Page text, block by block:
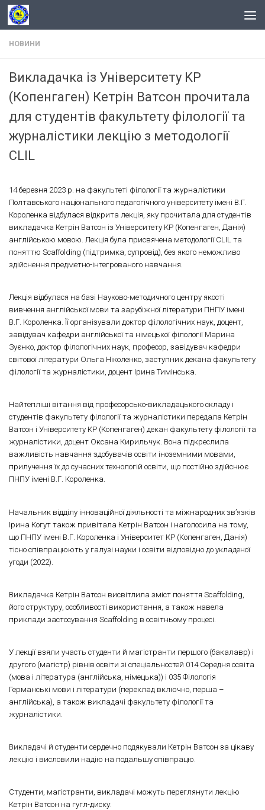
Skip to content
НОВИНИ
Викладачка із Університету KP
(Копенгаген) Кетрін Ватсон прочитала
для студентів факультету філології та
журналістики лекцію з методології
CLIL
14 березня 2023 р. на факультеті філології та журналістики
Полтавського національного педагогічного університету імені В.Г.
Короленка відбулася відкрита лекція, яку прочитала для студентів
викладачка Кетрін Ватсон із Університету КР (Копенгаген, Данія)
англійською мовою. Лекція була присвячена методології CLIL та
поняттю Scaffolding (підтримка, супровід), без якого неможливо
здійснення предметно-інтегрованого навчання.
Лекція відбулася на базі Науково-методичного центру якості
вивчення англійської мови та зарубіжної літератури ПНПУ імені
В.Г. Короленка. Її організували доктор філологічних наук, доцент,
завідувач кафедри англійської та німецької філології Марина
Зуєнко, доктор філологічних наук, професор, завідувач кафедри
світової літератури Ольга Ніколенко, заступник декана факультету
філології та журналістики, доцент Ірина Тимінська.
Найтепліші вітання від професорсько-викладацького складу і
студентів факультету філології та журналістики передала Кетрін
Ватсон і Університету КР (Копенгаген) декан факультету філології та
журналістики, доцент Оксана Кирильчук. Вона підкреслила
важливість навчання здобувачів освіти іноземними мовами,
прилучення їх до сучасних технологій освіти, що постійно здійснює
ПНПУ імені В.Г. Короленка.
Начальник відділу інноваційної діяльності та міжнародних зв’язків
Ірина Когут також привітала Кетрін Ватсон і наголосила на тому,
що ПНПУ імені В.Г. Короленка і Університет КР (Копенгаген, Данія)
тісно співпрацюють у галузі науки і освіти відповідно до укладеної
угоди (2022).
Викладачка Кетрін Ватсон висвітлила зміст поняття Scaffolding,
його структуру, особливості використання, а також навела
приклади застосування Scaffolding в освітньому процесі.
У лекції взяли участь студенти й магістранти першого (бакалавр) і
другого (магістр) рівнів освіти зі спеціальностей 014 Середня освіта
(мова і література (англійська, німецька)) і 035 Філологія
Германські мови і літератури (переклад включно, перша –
англійська), а також викладачі факультету філології та
журналістики.
Викладачі й студенти сердечно подякували Кетрін Ватсон за цікаву
лекцію і висловили надію на подальшу співпрацю.
Студенти, магістранти, викладачі можуть переглянути лекцію
Кетрін Ватсон на гугл-диску: